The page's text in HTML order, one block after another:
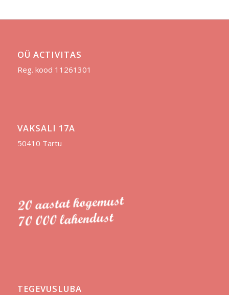
OÜ ACTIVITAS
Reg. kood 11261301
VAKSALI 17A
50410 Tartu
TEGEVUSLUBA